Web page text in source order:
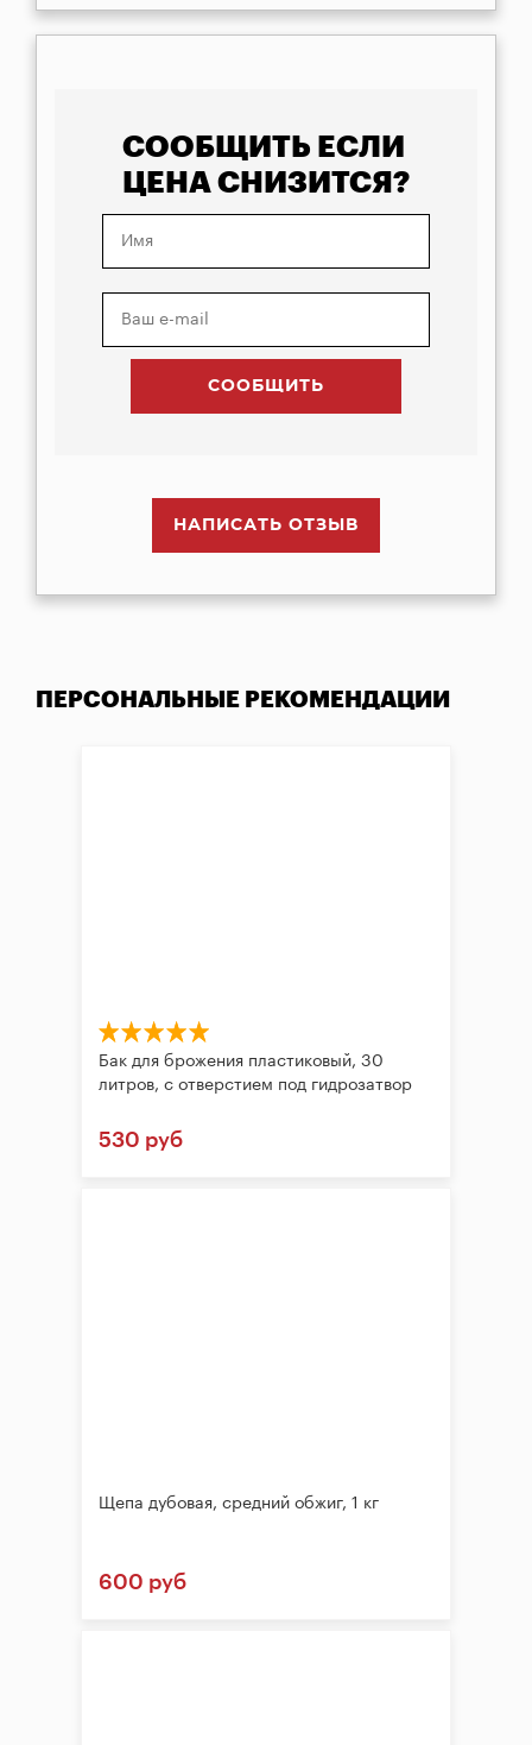
СООБЩИТЬ ЕСЛИ
ЦЕНА СНИЗИТСЯ?
НАПИСАТЬ ОТЗЫВ
ПЕРСОНАЛЬНЫЕ РЕКОМЕНДАЦИИ
Бак для брожения пластиковый, 30
литров, с отверстием под гидрозатвор
530 руб
Щепа дубовая, средний обжиг, 1 кг
600 руб